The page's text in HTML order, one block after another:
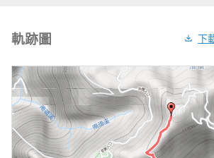
軌跡圖 下